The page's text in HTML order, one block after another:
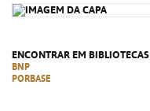
ENCONTRAR EM BIBLIOTECAS
BNP
PORBASE